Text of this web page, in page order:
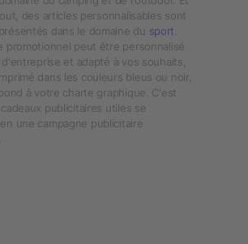
des articles personnalisables sont
dans le domaine du sport
promotionnel peut être personnalisé
et adapté à vos souhaits,
dans les couleurs bleus ou noir,
à votre charte graphique. C'est
publicitaires utiles se
une campagne publicitaire